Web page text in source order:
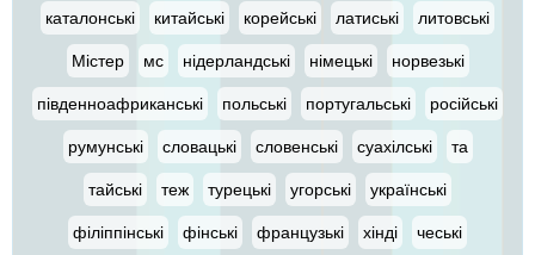
каталонські китайські корейські латиські литовські
Містер мс нідерландські німецькі норвезькі
південноафриканські польські португальські російські
румунські словацькі словенські суахілські та
тайські теж турецькі угорські українські
філіппінські фінські французькі хінді чеські